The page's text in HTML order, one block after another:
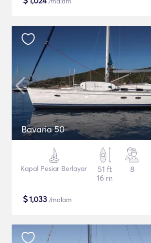
Bavaria 50
Kapal Pesiar Berlayar
51 ft
16 m
8
$1,033 /malam